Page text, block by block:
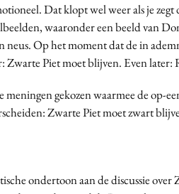
Dat klopt wel weer als je
waaronder een beeld van
Op het moment dat de in
Zwarte Piet moet blijven. Even later:
meningen gekozen waarmee de op-
Zwarte Piet moet zwart
ondertoon aan de discussie